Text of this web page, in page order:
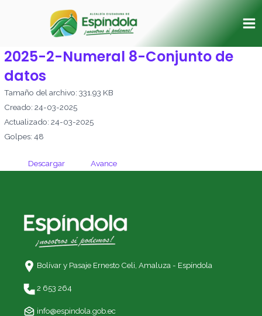
2025-2-Numeral 8-Conjunto de
datos
Tamaño del archivo: 331.93 KB
Creado: 24-03-2025
Actualizado: 24-03-2025
Golpes: 48
Descargar Avance
Bolívar y Pasaje Ernesto Celi, Amaluza - Espíndola
2 653 264
info@espindola.gob.ec